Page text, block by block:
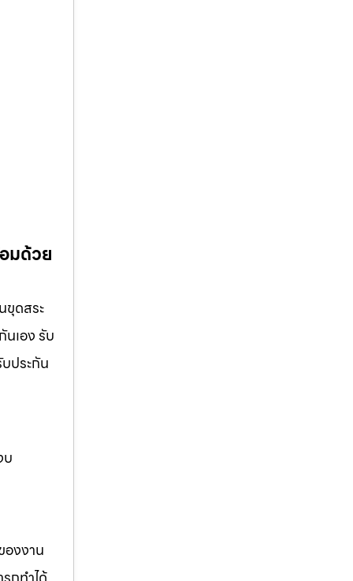
มด้วย
ขุดสระ
เอง รับ
ประกัน
บ
องงาน